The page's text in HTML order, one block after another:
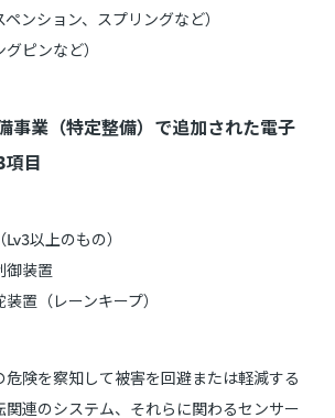
ンション、スプリングなど）
ピンなど）
事業（特定整備）で追加された電子
目
以上のもの）
御装置
置（レーンキープ）
険を察知して被害を回避または軽減する
関連のシステム、それらに関わるセンサー